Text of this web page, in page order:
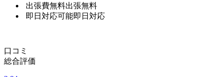
出張費無料出張無料
即日対応可能即日対応
口コミ
総合評価